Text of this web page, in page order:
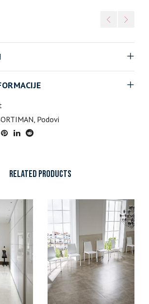
Podovi
RELATED PRODUCTS